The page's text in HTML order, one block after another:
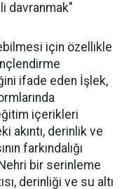
davranmak"
için özellikle
ifade eden İşlek,
içerikleri
akıntı, derinlik ve
farkındalığı
bir serinleme
derinliği ve su altı